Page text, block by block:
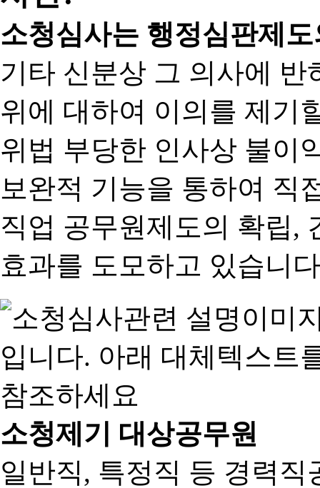
소청심사는 행정심판제
기타 신분상 그 의사에
위에 대하여 이의를 제기
위법 부당한 인사상 불이
보완적 기능을 통하여 직
직업 공무원제도의 확립,
효과를 도모하고 있습니
소청제기 대상공무원
일반직, 특정직 등 경력